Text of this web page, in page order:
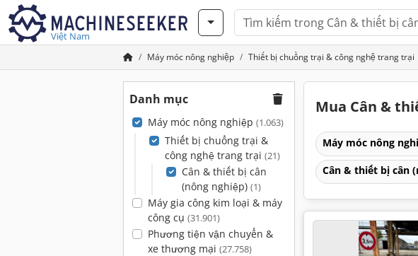
Việt Nam
Máy móc nông nghiệp Thiết bị chuồng trại & công nghệ trang trại
Danh mục
Máy móc nông nghiệp (1.063)
Thiết bị chuồng trại &
công nghệ trang trại (21)
Cân & thiết bị cân
(nông nghiệp) (1)
Máy gia công kim loại & máy
công cụ (31.901)
Phương tiện vận chuyển &
xe thương mại (27.758)
Mua Cân &
Máy móc nông
Cân & thiết bị cân